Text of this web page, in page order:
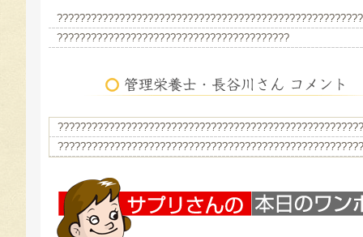
?????????????????????????????????????????